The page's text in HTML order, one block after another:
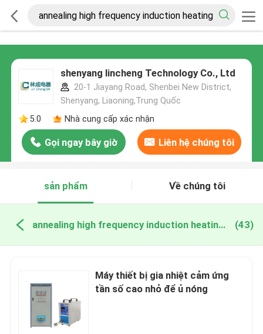
shenyang lincheng Technology Co., Ltd
20-1 Jiayang Road, Shenbei New District,
Shenyang, Liaoning,Trung Quốc
5.0
Nhà cung cấp xác nhận
Gọi ngay bây giờ Liên hệ chúng tôi
sản phẩm Về chúng tôi
annealing high frequency induction heating equipment sản xuất trực tuyến (43)
Máy thiết bị gia nhiệt cảm ứng
tần số cao nhỏ để ủ nóng